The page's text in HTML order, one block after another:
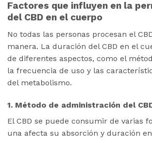
Factores que influyen en la
del CBD en el cuerpo
No todas las personas procesan el
manera. La duración del CBD en el
de diferentes aspectos, como el
la frecuencia de uso y las
del metabolismo.
1. Método de administración del
El CBD se puede consumir de varias
una afecta su absorción y duración